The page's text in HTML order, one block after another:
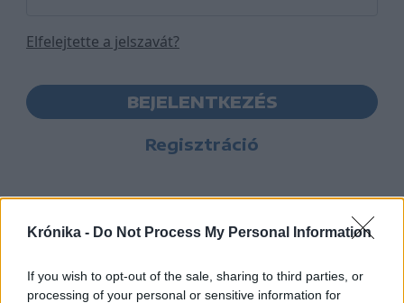
Krónika - Do Not Process My Personal Information
If you wish to opt-out of the sale, sharing to third parties, or
processing of your personal or sensitive information for
Elfelejtette a jelszavát?
BEJELENTKEZÉS
Regisztráció